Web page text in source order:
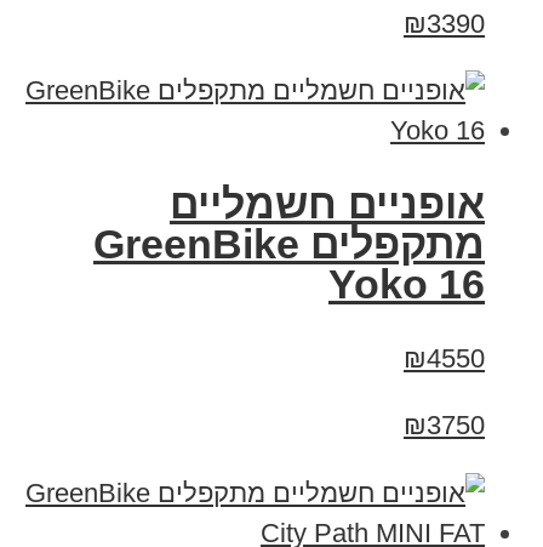
₪3390
‏אופניים חשמליים
‏מתקפלים GreenBike
Yoko 16
₪4550
₪3750